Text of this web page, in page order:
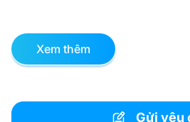
Xem thêm
Gửi yêu